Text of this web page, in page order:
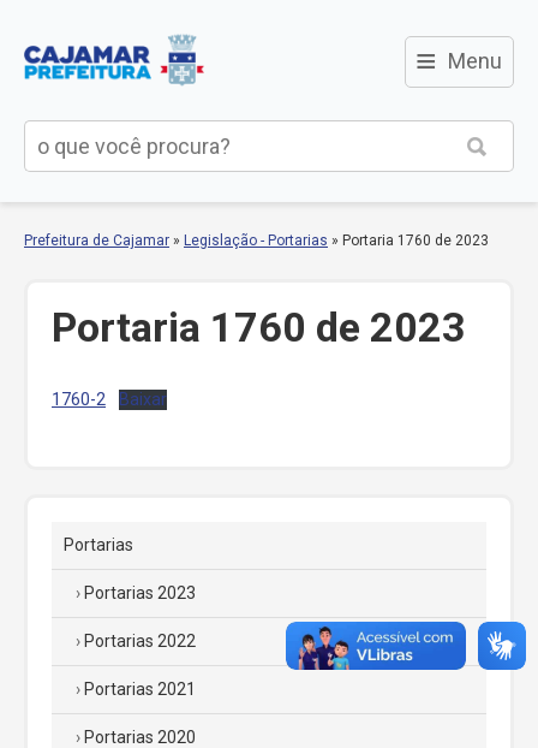
≡ Menu
Prefeitura de Cajamar » Legislação - Portarias » Portaria 1760 de 2023
Portaria 1760 de 2023
1760-2 Baixar
Portarias
Portarias 2023
Portarias 2022
Portarias 2021
Portarias 2020